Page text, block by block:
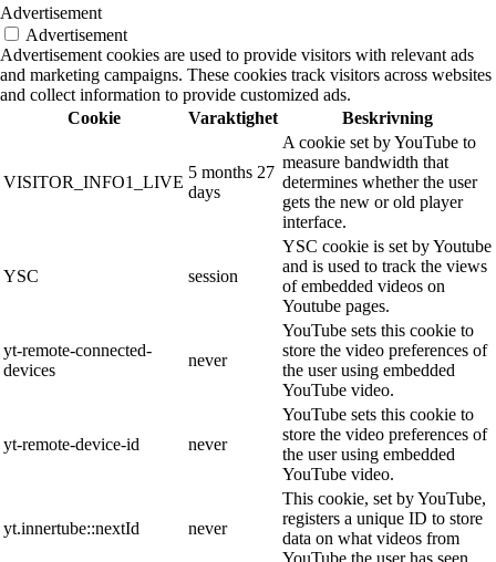
Advertisement
Advertisement
Advertisement cookies are used to provide visitors with relevant ads
and marketing campaigns. These cookies track visitors across websites
and collect information to provide customized ads.
Cookie
Varaktighet Beskrivning
VISITOR_INFO1_LIVE
5 months 27
days
A cookie set by YouTube to
measure bandwidth that
determines whether the user
gets the new or old player
interface.
YSC session
YSC cookie is set by Youtube
and is used to track the views
of embedded videos on
Youtube pages.
yt-remote-connected-
devices
never
YouTube sets this cookie to
store the video preferences of
the user using embedded
YouTube video.
yt-remote-device-id never
YouTube sets this cookie to
store the video preferences of
the user using embedded
YouTube video.
yt.innertube::nextId never
This cookie, set by YouTube,
registers a unique ID to store
data on what videos from
YouTube the user has seen.